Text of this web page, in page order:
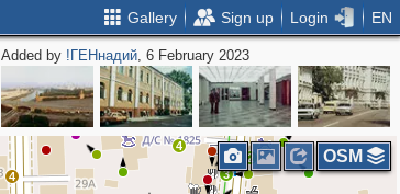
Gallery Sign up Login EN
Added by !ГЕНнадий, 6 February 2023
2
2
2
2
3
4
3
4
4
2
2
2 2
OSM